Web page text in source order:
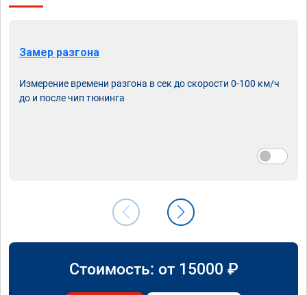
Замер разгона
Измерение времени разгона в сек до скорости 0-100 км/ч
до и после чип тюнинга
Стоимость: от 15000 ₽